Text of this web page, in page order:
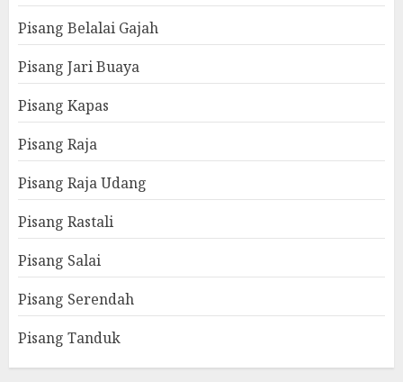
Pisang Belalai Gajah
Pisang Jari Buaya
Pisang Kapas
Pisang Raja
Pisang Raja Udang
Pisang Rastali
Pisang Salai
Pisang Serendah
Pisang Tanduk